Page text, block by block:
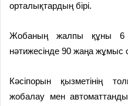
орталықтардың бірі.
Жобаның жалпы құны 6
нәтижесінде 90 жаңа жұмыс
Кәсіпорын қызметінің
жобалау мен